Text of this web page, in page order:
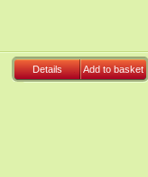
Details Add to basket